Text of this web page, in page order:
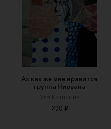
Ах как же мне нравится
группа Нирвана
Уля Кошкина
200 ₽